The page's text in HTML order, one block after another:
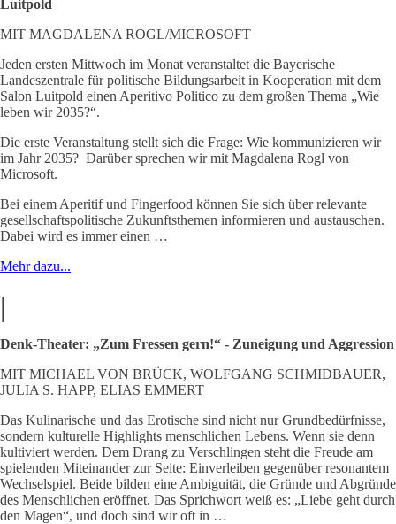
Luitpold
MIT MAGDALENA ROGL/MICROSOFT
Jeden ersten Mittwoch im Monat veranstaltet die Bayerische
Landeszentrale für politische Bildungsarbeit in Kooperation mit dem
Salon Luitpold einen Aperitivo Politico zu dem großen Thema „Wie
leben wir 2035?“.
Die erste Veranstaltung stellt sich die Frage: Wie kommunizieren wir
im Jahr 2035? Darüber sprechen wir mit Magdalena Rogl von
Microsoft.
Bei einem Aperitif und Fingerfood können Sie sich über relevante
gesellschaftspolitische Zukunftsthemen informieren und austauschen.
Dabei wird es immer einen …
Mehr dazu...
|
Denk-Theater: „Zum Fressen gern!“ - Zuneigung und Aggression
MIT MICHAEL VON BRÜCK, WOLFGANG SCHMIDBAUER,
JULIA S. HAPP, ELIAS EMMERT
Das Kulinarische und das Erotische sind nicht nur Grundbedürfnisse,
sondern kulturelle Highlights menschlichen Lebens. Wenn sie denn
kultiviert werden. Dem Drang zu Verschlingen steht die Freude am
spielenden Miteinander zur Seite: Einverleiben gegenüber resonantem
Wechselspiel. Beide bilden eine Ambiguität, die Gründe und Abgründe
des Menschlichen eröffnet. Das Sprichwort weiß es: „Liebe geht durch
den Magen“, und doch sind wir oft in …